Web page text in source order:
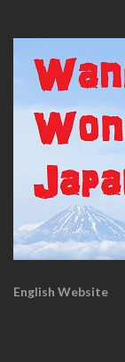
English Website